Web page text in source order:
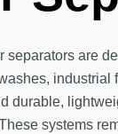
separators are
durable,
systems